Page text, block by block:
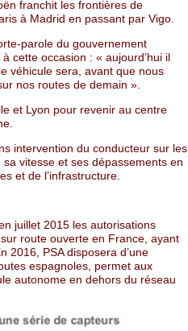
franchit les frontières de
à Madrid en passant par Vigo.
parole du gouvernement
cette occasion : « aujourd’hui il
véhicule sera, avant que nous
nos routes de demain ».
et Lyon pour revenir au centre
intervention du conducteur sur les
vitesse et ses dépassements en
et de l’infrastructure.
juillet 2015 les autorisations
route ouverte en France, ayant
2016, PSA disposera d’une
espagnoles, permet aux
autonome en dehors du réseau